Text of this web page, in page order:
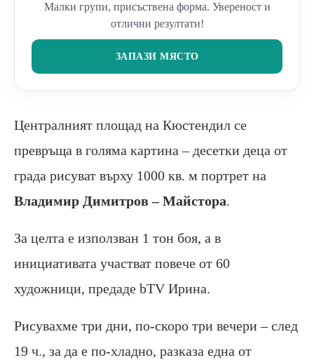
Малки групи, присъствена форма. Увереност и
отлични резултати!
ЗАПАЗИ МЯСТО
Централният площад на Кюстендил се
превръща в голяма картина – десетки деца от
града рисуват върху 1000 кв. м портрет на
Владимир Димитров – Майстора.
За целта е използван 1 тон боя, а в
инициативата участват повече от 60
художници, предаде bTV Ирина.
Рисувахме три дни, по-скоро три вечери – след
19 ч., за да е по-хладно, разказа една от